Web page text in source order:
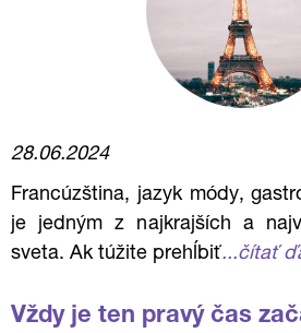
28.06.2024
Francúzština, jazyk módy,
je jedným z najkrajších a
sveta. Ak túžite prehĺbiť...čítať
Vždy je ten pravý čas